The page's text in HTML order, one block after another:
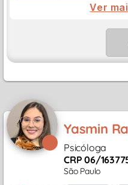
Ver
Yasmin
Psicóloga
CRP 06/
São Paulo